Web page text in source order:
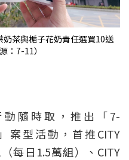
茶與梔子花奶青任選買10送
：7-11）
動隨時取，推出「7-
案型活動，首推CITY
每日1.5萬組）、CITY